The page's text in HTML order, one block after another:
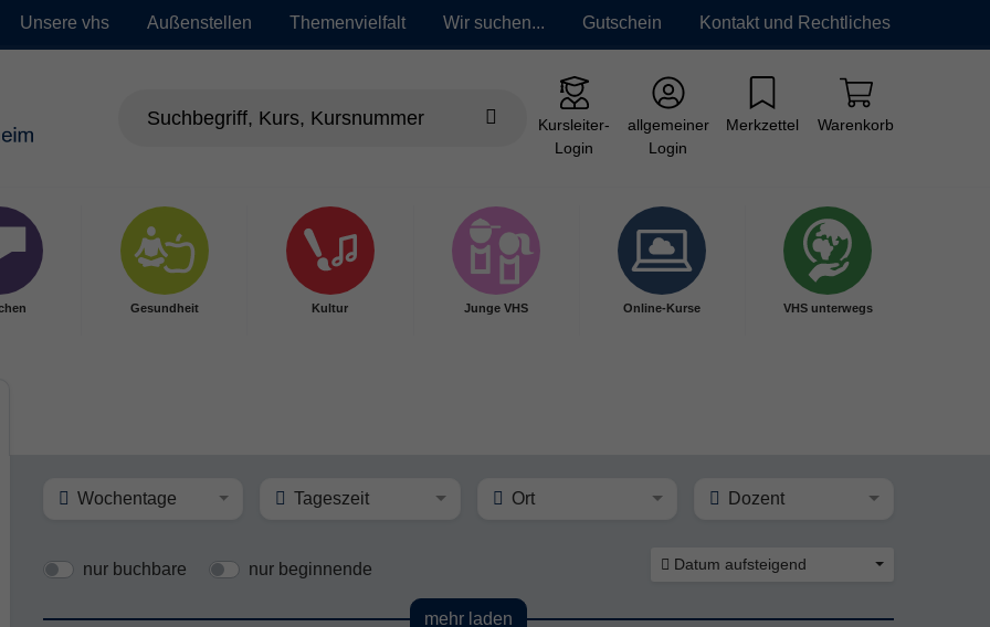
Unsere vhs Außenstellen Themenvielfalt Wir suchen... Gutschein Kontakt und Rechtliches
Kursleiter-
Login
allgemeiner
Login
Merkzettel Warenkorb
Gesundheit Kultur Junge VHS Online-Kurse VHS unterwegs
Wochentage Tageszeit Ort Dozent
nur buchbare nur beginnende Datum aufsteigend
mehr laden